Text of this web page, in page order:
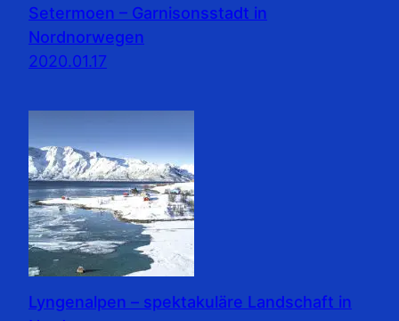
Setermoen – Garnisonsstadt in
Nordnorwegen
2020.01.17
Lyngenalpen – spektakuläre Landschaft in